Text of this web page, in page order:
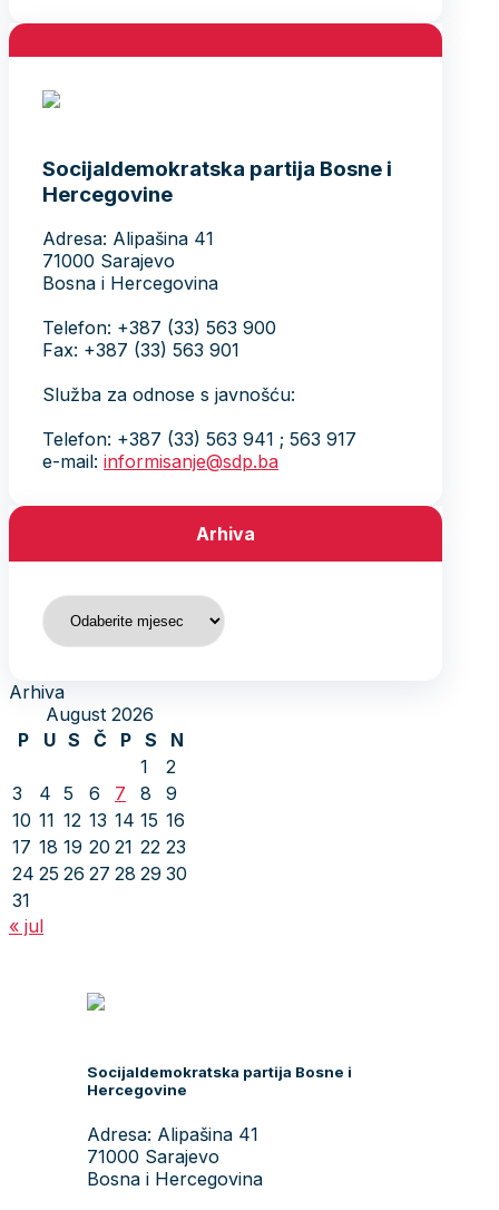
Socijaldemokratska partija Bosne i
Hercegovine
Adresa: Alipašina 41
71000 Sarajevo
Bosna i Hercegovina
Telefon: +387 (33) 563 900
Fax: +387 (33) 563 901
Služba za odnose s javnošću:
Telefon: +387 (33) 563 941 ; 563 917
e-mail: informisanje@sdp.ba
Arhiva
Arhiva
Arhiva
August 2026
P
U S Č P S
N
1
2
3
4 5 6 7 8
9
10 11 12 13 14 15 16
17 18 19 20 21 22 23
24 25 26 27 28 29 30
31
« jul
Socijaldemokratska partija Bosne i
Hercegovine
Adresa: Alipašina 41
71000 Sarajevo
Bosna i Hercegovina